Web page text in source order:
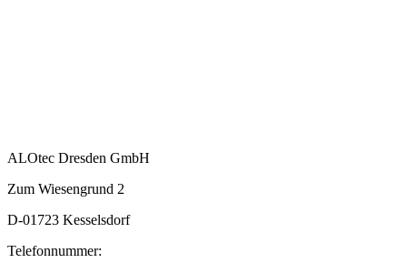
ALOtec Dresden GmbH
Zum Wiesengrund 2
D-01723 Kesselsdorf
Telefonnummer: